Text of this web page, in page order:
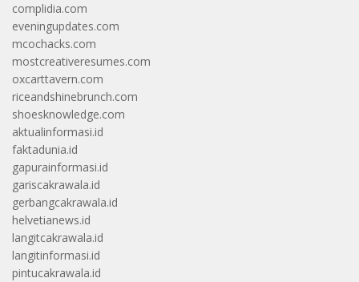
complidia.com
eveningupdates.com
mcochacks.com
mostcreativeresumes.com
oxcarttavern.com
riceandshinebrunch.com
shoesknowledge.com
aktualinformasi.id
faktadunia.id
gapurainformasi.id
gariscakrawala.id
gerbangcakrawala.id
helvetianews.id
langitcakrawala.id
langitinformasi.id
pintucakrawala.id